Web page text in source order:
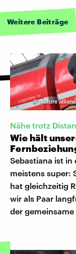
Weitere Beiträge
©picture
Nähe trotz
Wie hält
Sebastiana ist
meistens super:
hat gleichzeitig
wir als Paar
der